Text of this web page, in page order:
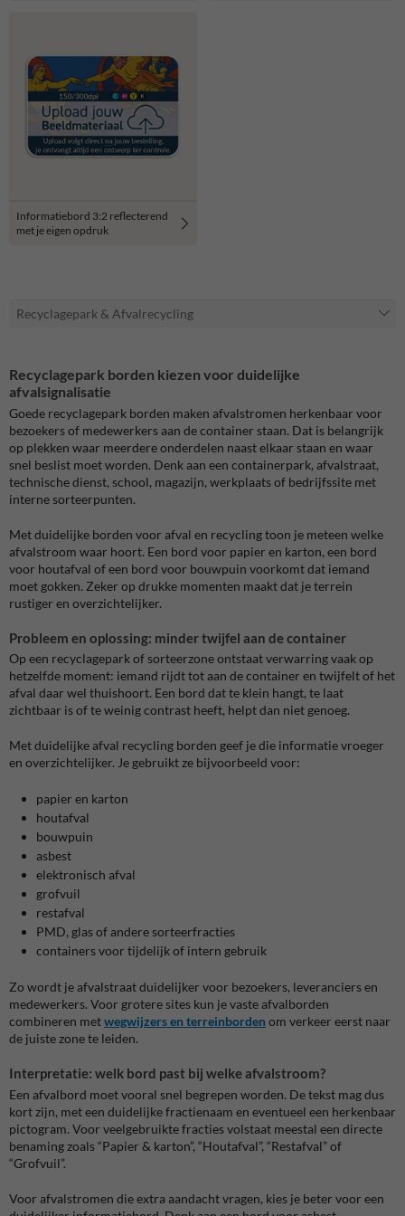
Informatiebord 3:2 reflecterend
met je eigen opdruk
Recyclagepark & Afvalrecycling
Recyclagepark borden kiezen voor duidelijke
afvalsignalisatie
Goede recyclagepark borden maken afvalstromen herkenbaar voor
bezoekers of medewerkers aan de container staan. Dat is belangrijk
op plekken waar meerdere onderdelen naast elkaar staan en waar
snel beslist moet worden. Denk aan een containerpark, afvalstraat,
technische dienst, school, magazijn, werkplaats of bedrijfssite met
interne sorteerpunten.
Met duidelijke borden voor afval en recycling toon je meteen welke
afvalstroom waar hoort. Een bord voor papier en karton, een bord
voor houtafval of een bord voor bouwpuin voorkomt dat iemand
moet gokken. Zeker op drukke momenten maakt dat je terrein
rustiger en overzichtelijker.
Probleem en oplossing: minder twijfel aan de container
Op een recyclagepark of sorteerzone ontstaat verwarring vaak op
hetzelfde moment: iemand rijdt tot aan de container en twijfelt of het
afval daar wel thuishoort. Een bord dat te klein hangt, te laat
zichtbaar is of te weinig contrast heeft, helpt dan niet genoeg.
Met duidelijke afval recycling borden geef je die informatie vroeger
en overzichtelijker. Je gebruikt ze bijvoorbeeld voor:
papier en karton
houtafval
bouwpuin
asbest
elektronisch afval
grofvuil
restafval
PMD, glas of andere sorteerfracties
containers voor tijdelijk of intern gebruik
Zo wordt je afvalstraat duidelijker voor bezoekers, leveranciers en
medewerkers. Voor grotere sites kun je vaste afvalborden
combineren metwegwijzers en terreinborden om verkeer eerst naar
de juiste zone te leiden.
Interpretatie: welk bord past bij welke afvalstroom?
Een afvalbord moet vooral snel begrepen worden. De tekst mag dus
kort zijn, met een duidelijke fractienaam en eventueel een herkenbaar
pictogram. Voor veelgebruikte fracties volstaat meestal een directe
benaming zoals “Papier & karton”, “Houtafval”, “Restafval” of
“Grofvuil”.
Voor afvalstromen die extra aandacht vragen, kies je beter voor een